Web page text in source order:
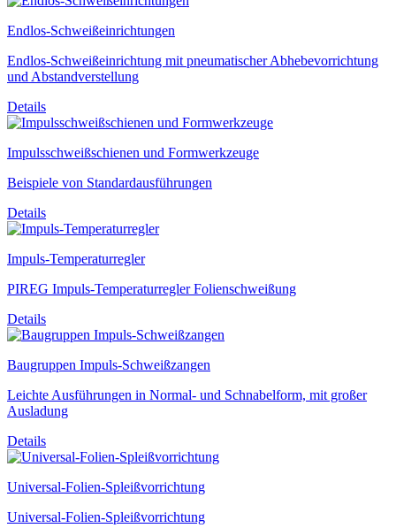
Endlos-Schweißeinrichtungen
Endlos-Schweißeinrichtung mit pneumatischer Abhebevorrichtung
und Abstandverstellung
Details
Impulsschweißschienen und Formwerkzeuge
Beispiele von Standardausführungen
Details
Impuls-Temperaturregler
PIREG Impuls-Temperaturregler Folienschweißung
Details
Baugruppen Impuls-Schweißzangen
Leichte Ausführungen in Normal- und Schnabelform, mit großer
Ausladung
Details
Universal-Folien-Spleißvorrichtung
Universal-Folien-Spleißvorrichtung